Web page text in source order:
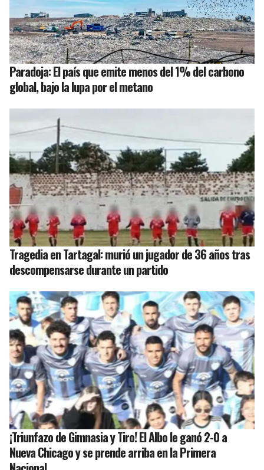
Paradoja: El país que emite menos del 1% del carbono
global, bajo la lupa por el metano
Tragedia en Tartagal: murió un jugador de 36 años tras
descompensarse durante un partido
¡Triunfazo de Gimnasia y Tiro! El Albo le ganó 2-0 a
Nueva Chicago y se prende arriba en la Primera